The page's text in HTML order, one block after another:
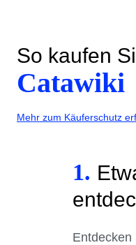
So kaufen
Catawiki
Mehr zum Käuferschutz
1.
Entdecken